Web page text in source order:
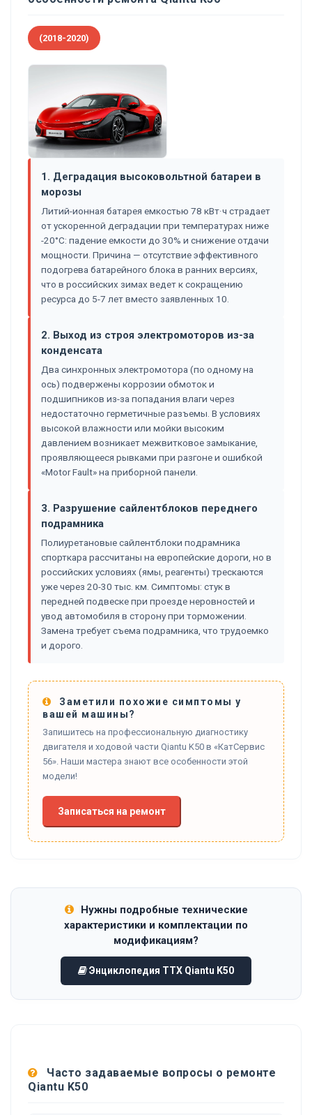
(2018-2020)
1. Деградация высоковольтной батареи в
морозы
Литий-ионная батарея емкостью 78 кВт·ч страдает
от ускоренной деградации при температурах ниже
-20°C: падение емкости до 30% и снижение отдачи
мощности. Причина — отсутствие эффективного
подогрева батарейного блока в ранних версиях,
что в российских зимах ведет к сокращению
ресурса до 5-7 лет вместо заявленных 10.
2. Выход из строя электромоторов из-за
конденсата
Два синхронных электромотора (по одному на
ось) подвержены коррозии обмоток и
подшипников из-за попадания влаги через
недостаточно герметичные разъемы. В условиях
высокой влажности или мойки высоким
давлением возникает межвитковое замыкание,
проявляющееся рывками при разгоне и ошибкой
«Motor Fault» на приборной панели.
3. Разрушение сайлентблоков переднего
подрамника
Полиуретановые сайлентблоки подрамника
спорткара рассчитаны на европейские дороги, но в
российских условиях (ямы, реагенты) трескаются
уже через 20-30 тыс. км. Симптомы: стук в
передней подвеске при проезде неровностей и
увод автомобиля в сторону при торможении.
Замена требует съема подрамника, что трудоемко
и дорого.
Заметили похожие симптомы у
вашей машины?
Запишитесь на профессиональную диагностику
двигателя и ходовой части Qiantu K50 в «КатСервис
56». Наши мастера знают все особенности этой
модели!
Записаться на ремонт
Нужны подробные технические
характеристики и комплектации по
модификациям?
Энциклопедия ТТХ Qiantu K50
Часто задаваемые вопросы о ремонте
Qiantu K50